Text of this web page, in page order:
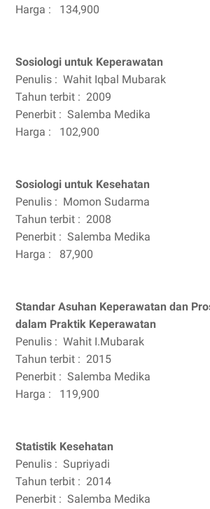
Harga :
134,900
Sosiologi untuk Keperawatan
Penulis : Wahit Iqbal Mubarak
Tahun terbit : 2009
Penerbit : Salemba Medika
Harga :
102,900
Sosiologi untuk Kesehatan
Penulis : Momon Sudarma
Tahun terbit : 2008
Penerbit : Salemba Medika
Harga :
87,900
Standar Asuhan Keperawatan dan
dalam Praktik Keperawatan
Penulis : Wahit I.Mubarak
Tahun terbit : 2015
Penerbit : Salemba Medika
Harga :
119,900
Statistik Kesehatan
Penulis : Supriyadi
Tahun terbit : 2014
Penerbit : Salemba Medika